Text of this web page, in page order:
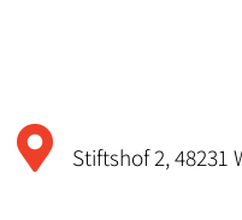
Stiftshof 2, 48231